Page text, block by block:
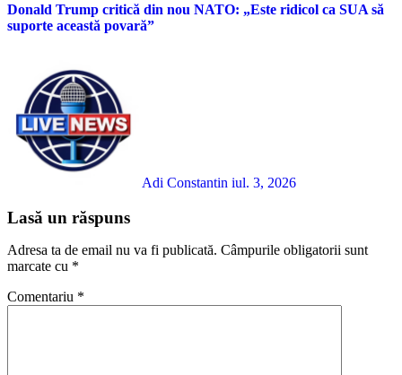
Donald Trump critică din nou NATO: „Este ridicol ca SUA să
suporte această povară”
Adi Constantin iul. 3, 2026
Lasă un răspuns
Adresa ta de email nu va fi publicată. Câmpurile obligatorii sunt
marcate cu *
Comentariu *